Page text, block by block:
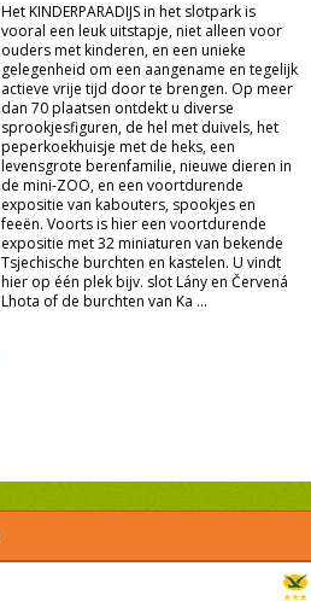
Het KINDERPARADIJS in het slotpark is
vooral een leuk uitstapje, niet alleen voor
ouders met kinderen, en een unieke
gelegenheid om een aangename en tegelijk
actieve vrije tijd door te brengen. Op meer
dan 70 plaatsen ontdekt u diverse
sprookjesfiguren, de hel met duivels, het
peperkoekhuisje met de heks, een
levensgrote berenfamilie, nieuwe dieren in
de mini-ZOO, en een voortdurende
expositie van kabouters, spookjes en
feeën. Voorts is hier een voortdurende
expositie met 32 miniaturen van bekende
Tsjechische burchten en kastelen. U vindt
hier op één plek bijv. slot Lány en Červená
Lhota of de burchten van Ka ...